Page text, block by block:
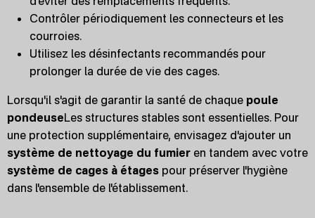
Contrôler périodiquement les connecteurs et les
courroies.
Utilisez les désinfectants recommandés pour
prolonger la durée de vie des cages.
Lorsqu'il s'agit de garantir la santé de chaque poule
pondeuseLes structures stables sont essentielles. Pour
une protection supplémentaire, envisagez d'ajouter un
système de nettoyage du fumier en tandem avec votre
système de cages à étages pour préserver l'hygiène
dans l'ensemble de l'établissement.